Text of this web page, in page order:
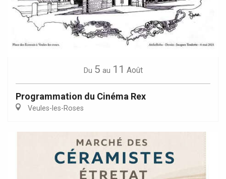
Du 5 au 11 Août
Programmation du Cinéma Rex
Veules-les-Roses